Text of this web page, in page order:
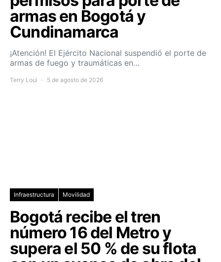
armas en Bogotá y
Cundinamarca
¡Atención! El Ejército Nacional suspendió el porte de
armas de fuego y traumáticas en…
Terry Loui 5 de agosto de 2026
Infraestructura Movilidad
Bogotá recibe el tren
número 16 del Metro y
supera el 50 % de su flota